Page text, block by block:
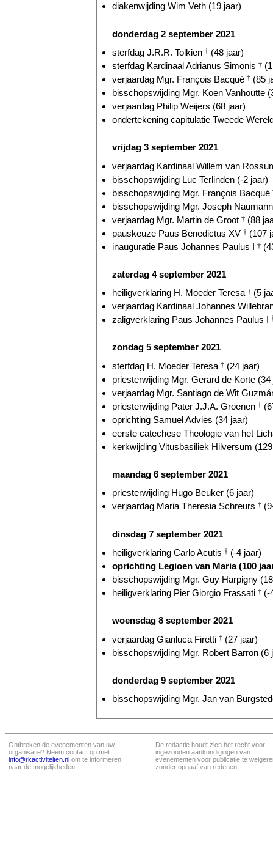
diakenwijding Wim Veth (19 jaar)
donderdag 2 september 2021
sterfdag J.R.R. Tolkien † (48 jaar)
sterfdag Kardinaal Adrianus Simonis †
verjaardag Mgr. François Bacqué † (85
bisschopswijding Mgr. Koen Vanhoutte
verjaardag Philip Weijers (68 jaar)
ondertekening capitulatie Tweede
vrijdag 3 september 2021
verjaardag Kardinaal Willem van
bisschopswijding Luc Terlinden (-2 jaar)
bisschopswijding Mgr. François Bacqué
bisschopswijding Mgr. Joseph
verjaardag Mgr. Martin de Groot † (88
pauskeuze Paus Benedictus XV † (107
inauguratie Paus Johannes Paulus I †
zaterdag 4 september 2021
heiligverklaring H. Moeder Teresa † (5
verjaardag Kardinaal Johannes
zaligverklaring Paus Johannes Paulus I
zondag 5 september 2021
sterfdag H. Moeder Teresa † (24 jaar)
priesterwijding Mgr. Gerard de Korte (34
verjaardag Mgr. Santiago de Wit
priesterwijding Pater J.J.A. Groenen †
oprichting Samuel Advies (34 jaar)
eerste catechese Theologie van het
kerkwijding Vitusbasiliek Hilversum
maandag 6 september 2021
priesterwijding Hugo Beuker (6 jaar)
verjaardag Maria Theresia Schreurs †
dinsdag 7 september 2021
heiligverklaring Carlo Acutis † (-4 jaar)
oprichting Legioen van Maria (100
bisschopswijding Mgr. Guy Harpigny
heiligverklaring Pier Giorgio Frassati † (-
woensdag 8 september 2021
verjaardag Gianluca Firetti † (27 jaar)
bisschopswijding Mgr. Robert Barron (6
donderdag 9 september 2021
bisschopswijding Mgr. Jan van
Ontbreken de evenementen van uw
organisatie? Neem contact op met
info@rkactiviteiten.nl om te informeren
naar de mogelijkheden!
De redactie houdt zich het recht voor
ingezonden aankondigingen van
evenementen voor publicatie te
zonder opgaaf van redenen.